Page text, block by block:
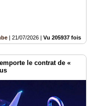
| 21/07/2026 | Vu 205937 fois
le contrat de «